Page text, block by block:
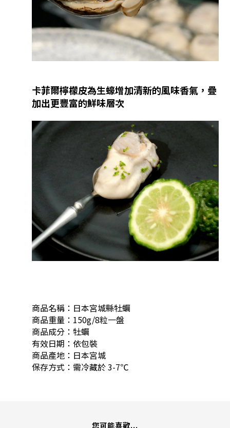
卡菲爾檸檬皮為生蠔增加清新的風味香氣，疊
加出更豐富的鮮味層次
商品名稱：日本宮城縣牡蠣
商品重量：150g/8粒一盤
商品成分：牡蠣
有效日期：依包裝
商品產地：日本宮城
保存方式：需冷藏於 3-7℃
您可能喜歡...